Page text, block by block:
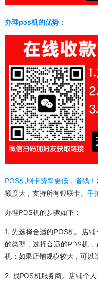
办理pos机的优势：
POS机刷卡费率更低，省钱！
额度大，支持所有银联卡。 手
办理POS机的步骤如下：
1. 先选择合适的POS机。店
的类型，选择合适的POS机
机；如果店铺规模较大，可以
2. 找POS机服务商。店铺个